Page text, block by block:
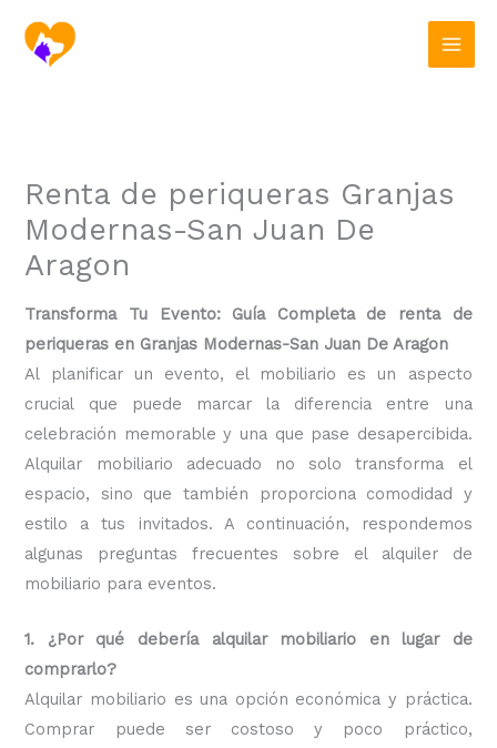
contenido
Renta de periqueras Granjas
Modernas-San Juan De
Aragon
Transforma Tu Evento: Guía Completa de renta de
periqueras en Granjas Modernas-San Juan De Aragon
Al planificar un evento, el mobiliario es un aspecto
crucial que puede marcar la diferencia entre una
celebración memorable y una que pase desapercibida.
Alquilar mobiliario adecuado no solo transforma el
espacio, sino que también proporciona comodidad y
estilo a tus invitados. A continuación, respondemos
algunas preguntas frecuentes sobre el alquiler de
mobiliario para eventos.
1. ¿Por qué debería alquilar mobiliario en lugar de
comprarlo?
Alquilar mobiliario es una opción económica y práctica.
Comprar puede ser costoso y poco práctico,